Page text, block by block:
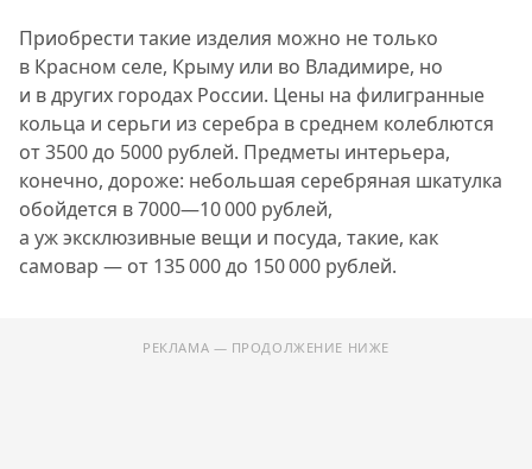
Приобрести такие изделия можно не только
в Красном селе, Крыму или во Владимире, но
и в других городах России. Цены на филигранные
кольца и серьги из серебра в среднем колеблются
от 3500 до 5000 рублей. Предметы интерьера,
конечно, дороже: небольшая серебряная шкатулка
обойдется в 7000—10 000 рублей,
а уж эксклюзивные вещи и посуда, такие, как
самовар — от 135 000 до 150 000 рублей.
РЕКЛАМА — ПРОДОЛЖЕНИЕ НИЖЕ